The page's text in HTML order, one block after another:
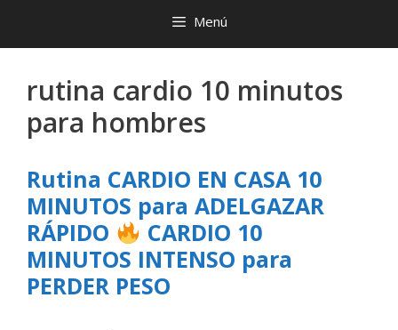
Menú
rutina cardio 10 minutos
para hombres
Rutina CARDIO EN CASA 10
MINUTOS para ADELGAZAR
RÁPIDO
CARDIO 10
MINUTOS INTENSO para
PERDER PESO